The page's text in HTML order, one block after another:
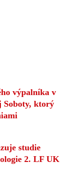
výpalníka v
Soboty, ktorý
studie
2. LF UK